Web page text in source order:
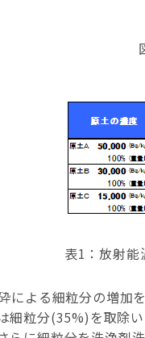
表1：放射能
による細粒分の増加
細粒分(35%)を取除